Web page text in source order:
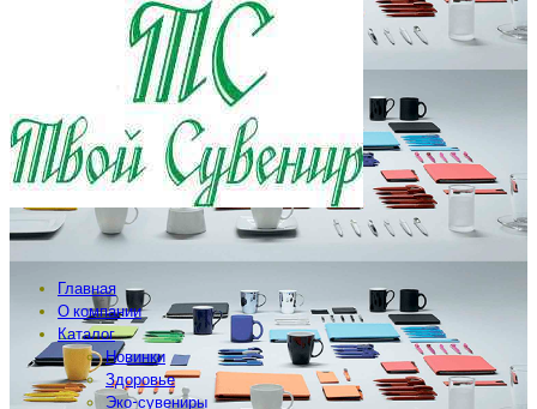
Главная
О компании
Каталог
Новинки
Здоровье
Эко-сувениры